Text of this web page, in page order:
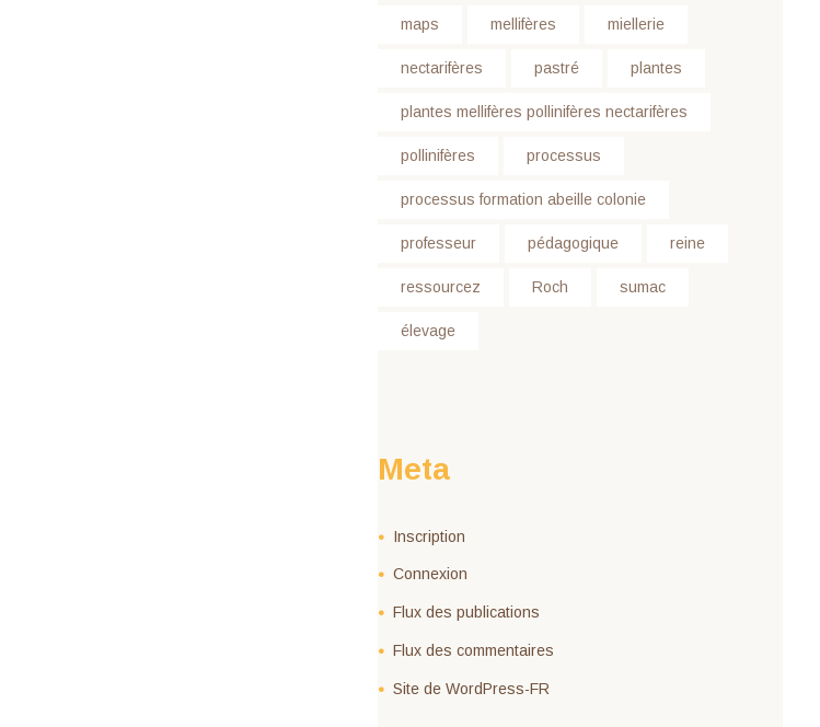
maps mellifères miellerie
nectarifères pastré plantes
plantes mellifères pollinifères nectarifères
pollinifères processus
processus formation abeille colonie
professeur pédagogique reine
ressourcez Roch sumac
élevage
Meta
Inscription
Connexion
Flux des publications
Flux des commentaires
Site de WordPress-FR